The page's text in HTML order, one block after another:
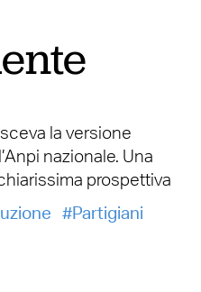
la versione
nazionale. Una
prospettiva
Partigiani